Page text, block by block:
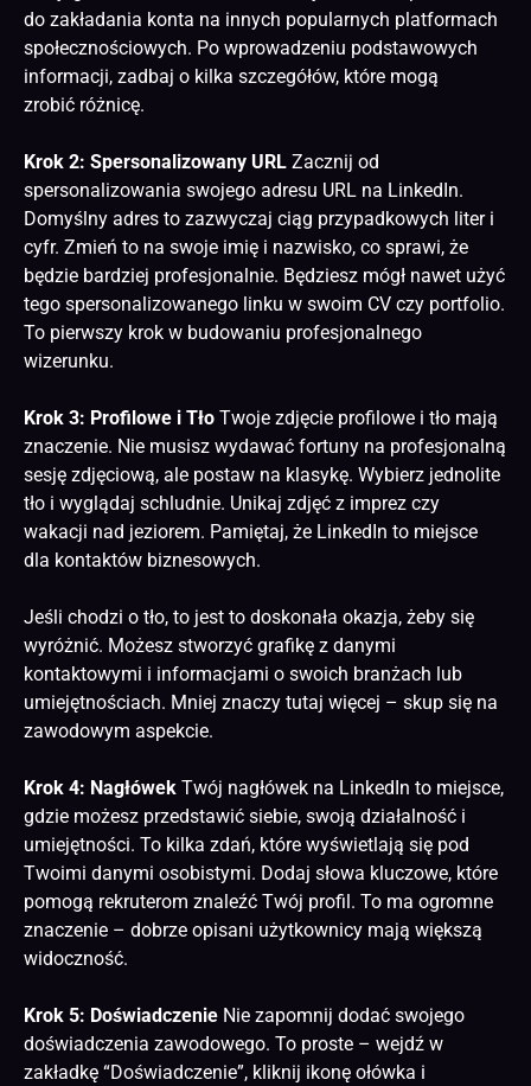
do zakładania konta na innych popularnych platformach
społecznościowych. Po wprowadzeniu podstawowych
informacji, zadbaj o kilka szczegółów, które mogą
zrobić różnicę.
Krok 2: Spersonalizowany URL Zacznij od
spersonalizowania swojego adresu URL na LinkedIn.
Domyślny adres to zazwyczaj ciąg przypadkowych liter i
cyfr. Zmień to na swoje imię i nazwisko, co sprawi, że
będzie bardziej profesjonalnie. Będziesz mógł nawet użyć
tego spersonalizowanego linku w swoim CV czy portfolio.
To pierwszy krok w budowaniu profesjonalnego
wizerunku.
Krok 3: Profilowe i Tło Twoje zdjęcie profilowe i tło mają
znaczenie. Nie musisz wydawać fortuny na profesjonalną
sesję zdjęciową, ale postaw na klasykę. Wybierz jednolite
tło i wyglądaj schludnie. Unikaj zdjęć z imprez czy
wakacji nad jeziorem. Pamiętaj, że LinkedIn to miejsce
dla kontaktów biznesowych.
Jeśli chodzi o tło, to jest to doskonała okazja, żeby się
wyróżnić. Możesz stworzyć grafikę z danymi
kontaktowymi i informacjami o swoich branżach lub
umiejętnościach. Mniej znaczy tutaj więcej – skup się na
zawodowym aspekcie.
Krok 4: Nagłówek Twój nagłówek na LinkedIn to miejsce,
gdzie możesz przedstawić siebie, swoją działalność i
umiejętności. To kilka zdań, które wyświetlają się pod
Twoimi danymi osobistymi. Dodaj słowa kluczowe, które
pomogą rekruterom znaleźć Twój profil. To ma ogromne
znaczenie – dobrze opisani użytkownicy mają większą
widoczność.
Krok 5: Doświadczenie Nie zapomnij dodać swojego
doświadczenia zawodowego. To proste – wejdź w
zakładkę “Doświadczenie”, kliknij ikonę ołówka i